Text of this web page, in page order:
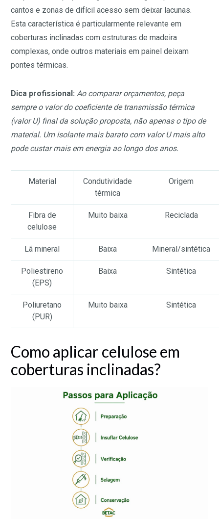
cantos e zonas de difícil acesso sem deixar lacunas.
Esta característica é particularmente relevante em
coberturas inclinadas com estruturas de madeira
complexas, onde outros materiais em painel deixam
pontes térmicas.
Dica profissional: Ao comparar orçamentos, peça
sempre o valor do coeficiente de transmissão térmica
(valor U) final da solução proposta, não apenas o tipo de
material. Um isolante mais barato com valor U mais alto
pode custar mais em energia ao longo dos anos.
Material
Condutividade
térmica
Origem
Fibra de
celulose
Muito baixa Reciclada
Lã mineral Baixa Mineral/sintética
Poliestireno
(EPS)
Baixa Sintética
Poliuretano
(PUR)
Muito baixa Sintética
Como aplicar celulose em
coberturas inclinadas?